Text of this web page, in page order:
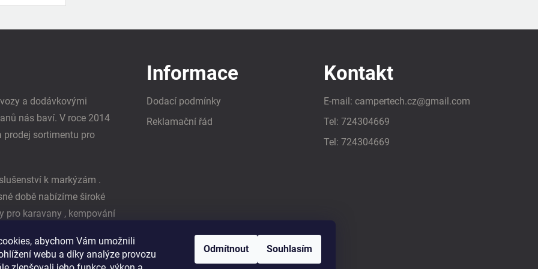
abychom Vám umožnili
webu a díky analýze provozu
Odmítnout Souhlasím
a dodávkovými
nás baví. V roce 2014
prodej sortimentu pro
k markýzám .
době nabízíme široké
pro karavany , kempování
Reimo
Informace
Dodací podmínky
Reklamační řád
Kontakt
E-mail: campertech.cz@gmail.com
Tel: 724304669
Tel: 724304669